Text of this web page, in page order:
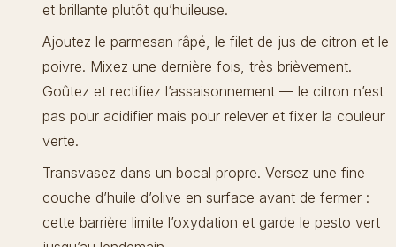
et brillante plutôt qu’huileuse.
Ajoutez le parmesan râpé, le filet de jus de citron et le
poivre. Mixez une dernière fois, très brièvement.
Goûtez et rectifiez l’assaisonnement — le citron n’est
pas pour acidifier mais pour relever et fixer la couleur
verte.
Transvasez dans un bocal propre. Versez une fine
couche d’huile d’olive en surface avant de fermer :
cette barrière limite l’oxydation et garde le pesto vert